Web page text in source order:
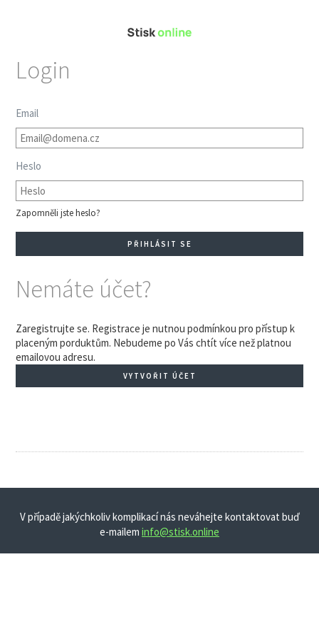
Login
Email
Heslo
Zapomněli jste heslo?
Nemáte účet?
Zaregistrujte se. Registrace je nutnou podmínkou pro přístup k
placeným porduktům. Nebudeme po Vás chtít více než platnou
emailovou adresu.
VYTVOŘIT ÚČET
V případě jakýchkoliv komplikací nás neváhejte kontaktovat buď
e-mailem info@stisk.online